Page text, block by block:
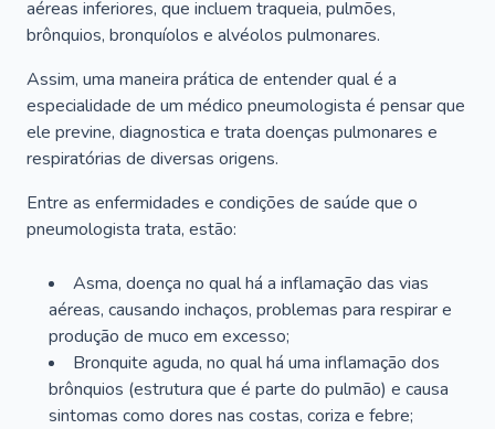
aéreas inferiores, que incluem traqueia, pulmões,
brônquios, bronquíolos e alvéolos pulmonares.
Assim, uma maneira prática de entender qual é a
especialidade de um médico pneumologista é pensar que
ele previne, diagnostica e trata doenças pulmonares e
respiratórias de diversas origens.
Entre as enfermidades e condições de saúde que o
pneumologista trata, estão:
Asma, doença no qual há a inflamação das vias
aéreas, causando inchaços, problemas para respirar e
produção de muco em excesso;
Bronquite aguda, no qual há uma inflamação dos
brônquios (estrutura que é parte do pulmão) e causa
sintomas como dores nas costas, coriza e febre;